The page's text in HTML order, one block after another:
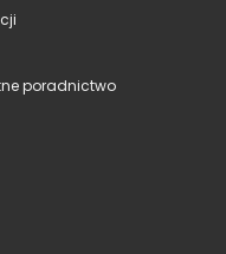
poradnictwo